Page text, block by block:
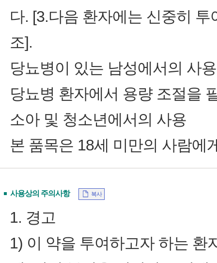
다. [3.다음 환자에는 신중히
조].
당뇨병이 있는 남성에서의 사용
당뇨병 환자에서 용량 조절을
소아 및 청소년에서의 사용
본 품목은 18세 미만의 사람에
사용상의 주의사항 복사
1. 경고
1) 이 약을 투여하고자 하는 환